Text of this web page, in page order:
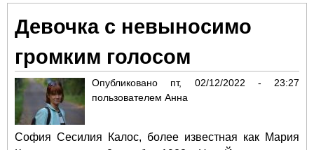
Девочка с невыносимо
громким голосом
Опубликовано пт, 02/12/2022 - 23:27
пользователем Анна
София Сесилия Калос, более известная как Мария